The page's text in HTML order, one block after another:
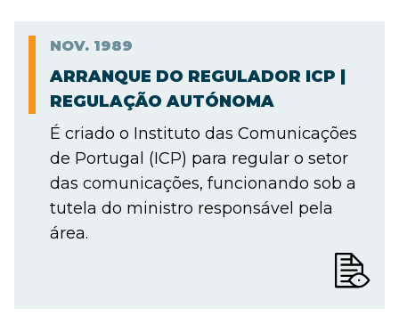
NOV. 1989
ARRANQUE DO REGULADOR ICP |
REGULAÇÃO AUTÓNOMA
É criado o Instituto das Comunicações
de Portugal (ICP) para regular o setor
das comunicações, funcionando sob a
tutela do ministro responsável pela
área.